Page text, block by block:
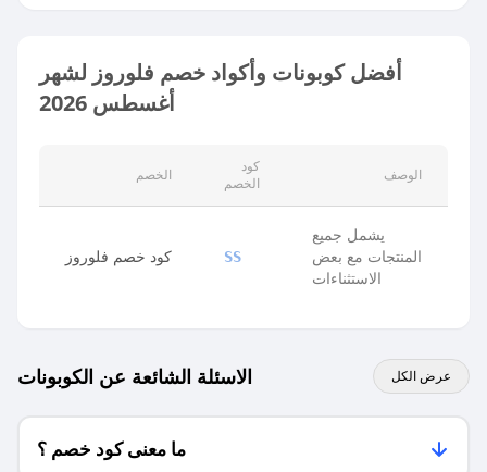
أفضل كوبونات وأكواد خصم فلوروز لشهر
أغسطس 2026
الخصم
كود
الخصم
الوصف
كود خصم فلوروز SS
يشمل جميع
المنتجات مع بعض
الاستثناءات
الاسئلة الشائعة عن الكوبونات عرض الكل
ما معنى كود خصم ؟